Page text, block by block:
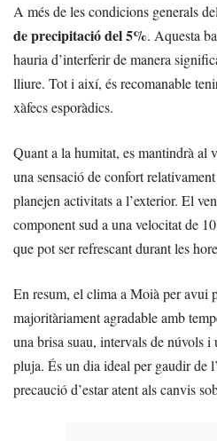
A més de les condicions generals
de precipitació del 5%. Aquesta
hauria d’interferir de manera
lliure. Tot i així, és recomanable
xàfecs esporàdics.
Quant a la humitat, es mantindrà al
una sensació de confort
planejen activitats a l’exterior. El
component sud a una velocitat de
que pot ser refrescant durant les
En resum, el clima a Moià per avui
majoritàriament agradable amb
una brisa suau, intervals de núvols
pluja. És un dia ideal per gaudir de
precaució d’estar atent als canvis